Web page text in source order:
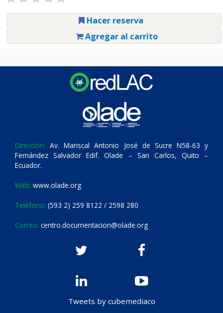
Hacer reserva
Agregar al carrito
Dirección: Av. Mariscal Antonio José de Sucre N58-63 y
Fernández Salvador Edif. Olade – San Carlos, Quito –
Ecuador.
Web: www.olade.org
Teléfono: (593 2) 259 8122 / 2598 280
Correo: centro.documentacion@olade.org
Tweets by cubemediaco